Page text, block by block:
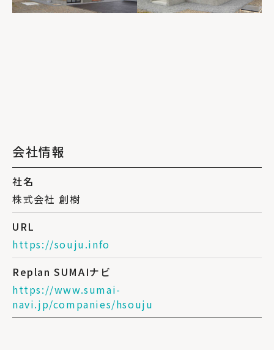
会社情報
社名
株式会社 創樹
URL
https://souju.info
Replan SUMAIナビ
https://www.sumai-
navi.jp/companies/hsouju